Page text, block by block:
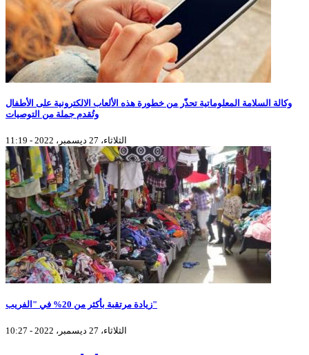
وكالة السلامة المعلوماتية تحذّر من خطورة هذه الألعاب الالكترونية على الأطفال
وتُقدم جملة من التوصيات
الثلاثاء، 27 ديسمبر، 2022 - 11:19
زيادة مرتقبة بأكثر من 20% في "الفريب"
الثلاثاء، 27 ديسمبر، 2022 - 10:27